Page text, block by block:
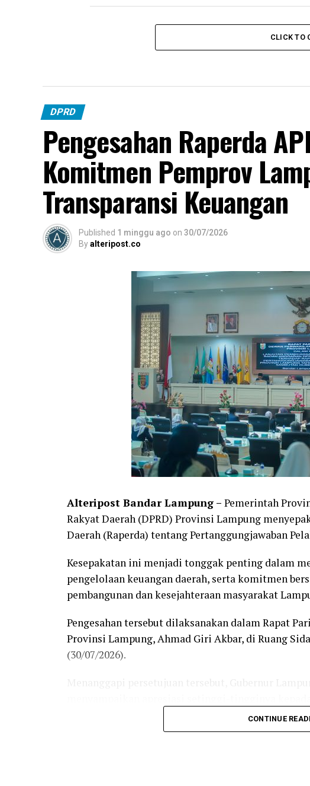
CLICK TO
DPRD
Pengesahan Raperda
Komitmen Pemprov
Transparansi Keuangan
Published 1 minggu ago on 30/07/2026
Byalteripost.co
Alteripost Bandar Lampung – Pemerintah
Rakyat Daerah (DPRD) Provinsi Lampung
Daerah (Raperda) tentang Pertanggungjawaban
Kesepakatan ini menjadi tonggak penting dalam
pengelolaan keuangan daerah, serta komitmen
pembangunan dan kesejahteraan masyarakat
Pengesahan tersebut dilaksanakan dalam Rapat
Provinsi Lampung, Ahmad Giri Akbar, di Ruang
(30/07/2026).
khususnya jajaran Komisi dan Badan Anggaran
merampungkan tahapan pembahasan.
CONTINUE